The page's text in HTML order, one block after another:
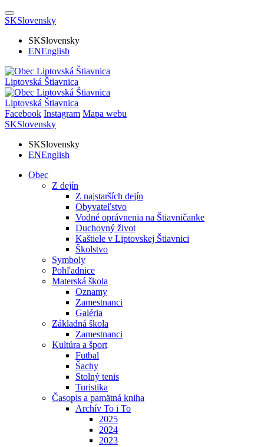
SKSlovensky
SKSlovensky
ENEnglish
Liptovská Štiavnica
Liptovská Štiavnica
Facebook Instagram Mapa webu
SKSlovensky
SKSlovensky
ENEnglish
Obec
Z dejín
Z najstarších dejín
Obyvateľstvo
Vodné oprávnenia na Štiavničanke
Duchovný život
Kaštiele v Liptovskej Štiavnici
Školstvo
Symboly
Pohľadnice
Materská škola
Oznamy
Zamestnanci
Galéria
Základná škola
Zamestnanci
Kultúra a šport
Futbal
Šachy
Stolný tenis
Turistika
Časopis a pamätná kniha
Archív To i To
2025
2024
2023